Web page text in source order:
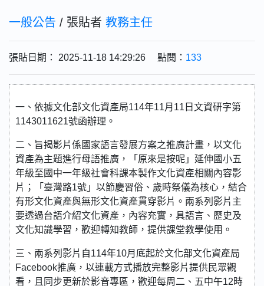
一般公告 / 張貼者 教務主任
張貼日期： 2025-11-18 14:29:26 點閱： 133
一、依據文化部文化資產局114年11月11日文資研字第
1143011621號函辦理。
二、旨揭影片係國家語言發展方案之推廣計畫，以文化
資產為主題進行母語推廣，「原來是按呢」延伸國小五
年級至國中一年級社會科課本製作文化資產相關內容影
片；「臺灣路1號」以節慶習俗、歲時祭儀為核心，結合
有形文化資產與無形文化資產貫穿影片。兩系列影片主
要透過台語介紹文化資產，內容充實，具語言、歷史及
文化知識學習，歡迎轉知教師，提供課堂教學使用。
三、兩系列影片自114年10月底起於文化部文化資產局
Facebook推廣，以連載方式播放完整影片提供民眾觀
看，且同步更新於影音專區，歡迎每周二、五中午12時